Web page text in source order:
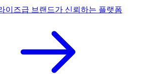
이즈급 브랜드가 신뢰하는 플랫폼